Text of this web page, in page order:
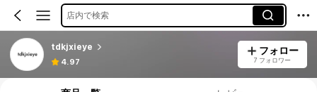
店内で検索
tdkjxieye
4.97
フォロー
7 フォロワー